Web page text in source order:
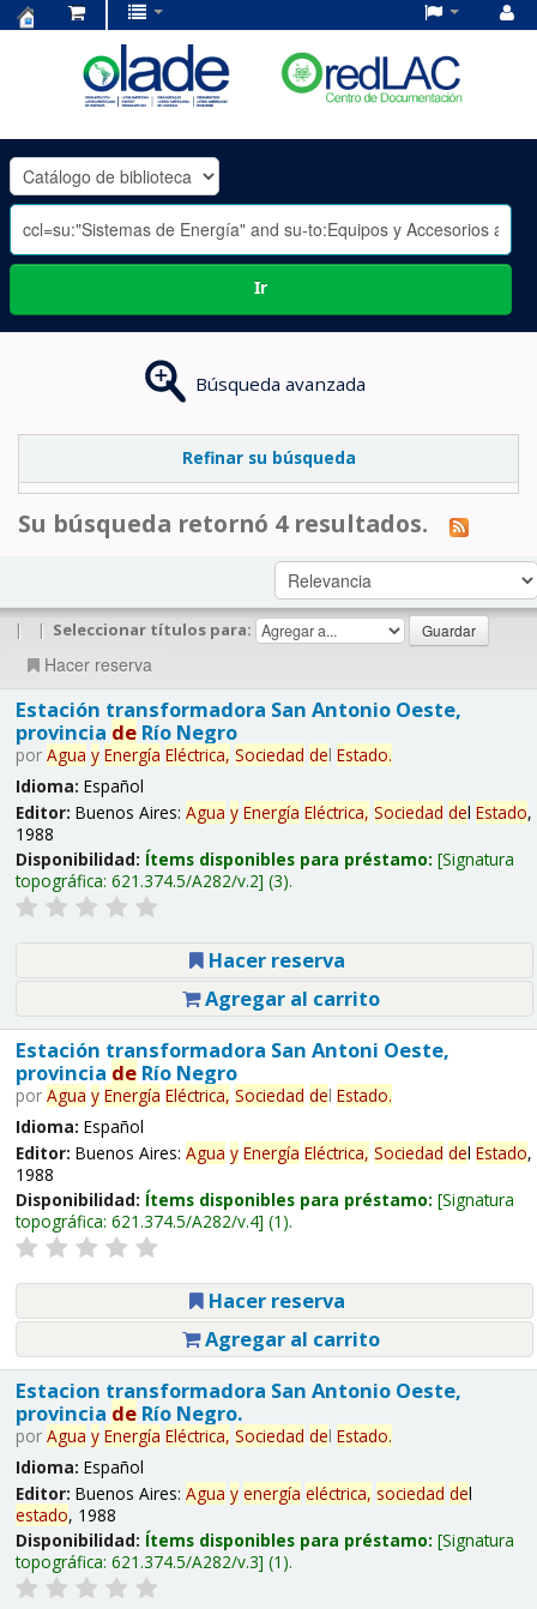
OLADE
-
Ir
Búsqueda avanzada
Refinar su búsqueda
Su búsqueda retornó 4 resultados.
| | Seleccionar títulos para:
Hacer reserva
Estación transformadora San Antonio Oeste,
provincia deRío Negro
por Agua y Energía Eléctrica, Sociedad del Estado.
Idioma: Español
Editor: Buenos Aires: Agua y Energía Eléctrica, Sociedad del Estado,
1988
Disponibilidad: Ítems disponibles para préstamo: Signatura
topográfica: 621.374.5/A282/v.2 (3).
Hacer reserva
Agregar al carrito
Estación transformadora San Antoni Oeste,
provincia deRío Negro
por Agua y Energía Eléctrica, Sociedad del Estado.
Idioma: Español
Editor: Buenos Aires: Agua y Energía Eléctrica, Sociedad del Estado,
1988
Disponibilidad: Ítems disponibles para préstamo: Signatura
topográfica: 621.374.5/A282/v.4 (1).
Hacer reserva
Agregar al carrito
Estacion transformadora San Antonio Oeste,
provincia deRío Negro.
por Agua y Energía Eléctrica, Sociedad del Estado.
Idioma: Español
Editor: Buenos Aires: Agua y energía eléctrica, sociedad del
estado, 1988
Disponibilidad: Ítems disponibles para préstamo: Signatura
topográfica: 621.374.5/A282/v.3 (1).